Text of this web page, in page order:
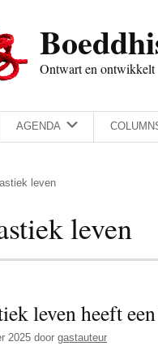
Ontwart en ontwikkelt
AGENDA
leven
leven
leven heeft
2025 door gastauteur